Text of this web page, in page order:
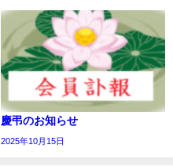
慶弔のお知らせ
2025年10月15日